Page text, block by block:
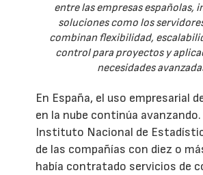
entre las empresas españolas,
soluciones como los
combinan flexibilidad,
control para proyectos y
necesidades
En España, el uso empresarial
en la nube continúa avanzando.
Instituto Nacional de
de las compañías con diez o
había contratado servicios de